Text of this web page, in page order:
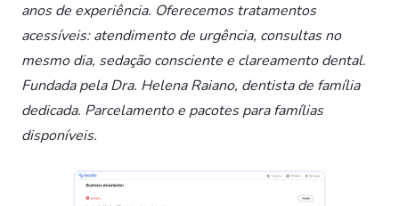
anos de experiência. Oferecemos tratamentos
acessíveis: atendimento de urgência, consultas no
mesmo dia, sedação consciente e clareamento dental.
Fundada pela Dra. Helena Raiano, dentista de família
dedicada. Parcelamento e pacotes para famílias
disponíveis.